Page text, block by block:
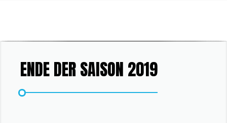
ENDE DER SAISON 2019